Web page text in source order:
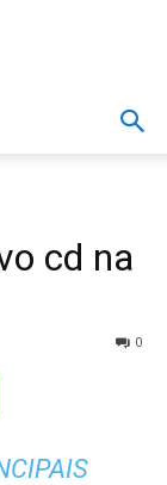
cd na
0